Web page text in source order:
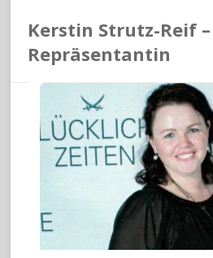
Kerstin Strutz-Reif
Repräsentantin